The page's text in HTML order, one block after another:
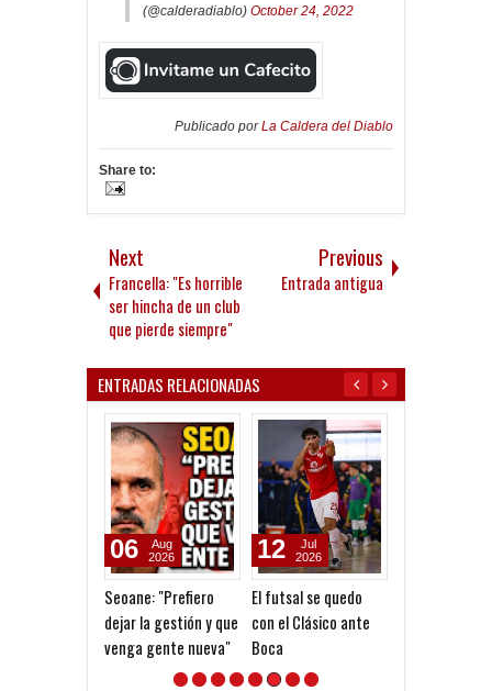
(@calderadiablo) October 24, 2022
Publicado porLa Caldera del Diablo
Share to:
Next
Francella: "Es horrible
ser hincha de un club
que pierde siempre"
Previous
Entrada antigua
ENTRADAS RELACIONADAS
Seoane: "Prefiero
dejar la gestión y que
venga gente nueva"
06
Aug
2026
El futsal se quedo
con el Clásico ante
Boca
12
Jul
2026